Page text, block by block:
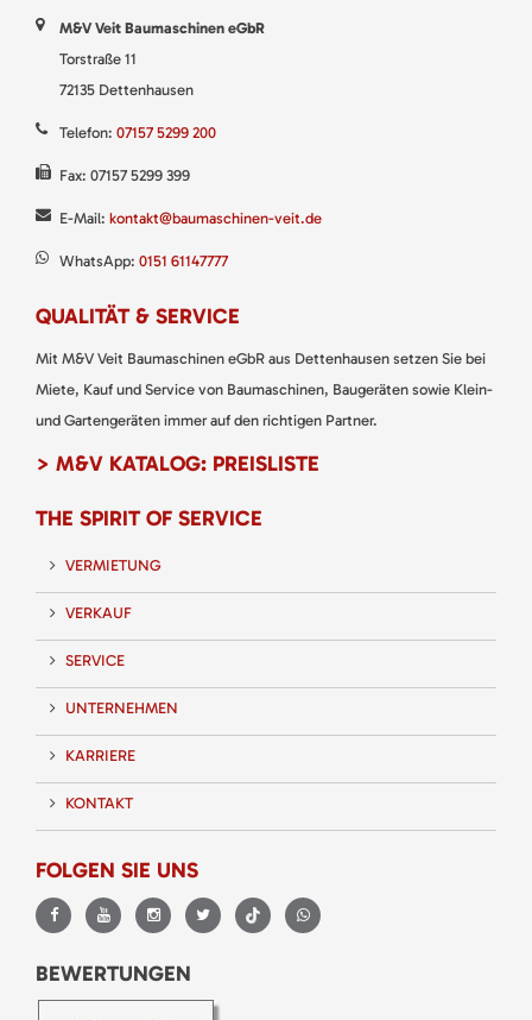
M&V Veit Baumaschinen eGbR
Torstraße 11
72135 Dettenhausen
Telefon: 07157 5299 200
Fax: 07157 5299 399
E-Mail: kontakt@baumaschinen-veit.de
WhatsApp: 0151 61147777
QUALITÄT & SERVICE
Mit M&V Veit Baumaschinen eGbR aus Dettenhausen setzen Sie bei
Miete, Kauf und Service von Baumaschinen, Baugeräten sowie Klein-
und Gartengeräten immer auf den richtigen Partner.
> M&V KATALOG: PREISLISTE
THE SPIRIT OF SERVICE
VERMIETUNG
VERKAUF
SERVICE
UNTERNEHMEN
KARRIERE
KONTAKT
FOLGEN SIE UNS
BEWERTUNGEN